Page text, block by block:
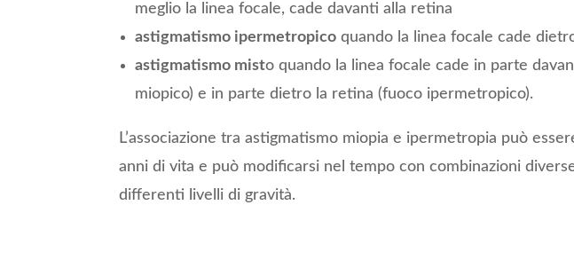
meglio la linea focale, cade davanti alla retina
astigmatismo ipermetropico quando la linea focale cade
astigmatismo misto quando la linea focale cade in parte
miopico) e in parte dietro la retina (fuoco ipermetropico).
L’associazione tra astigmatismo miopia e ipermetropia può
anni di vita e può modificarsi nel tempo con combinazioni
differenti livelli di gravità.